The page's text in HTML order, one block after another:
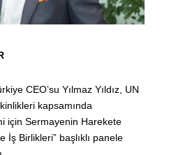
CEO’su Yılmaz Yıldız, UN
kapsamında
için Sermayenin Harekete
İş Birlikleri” başlıklı panele